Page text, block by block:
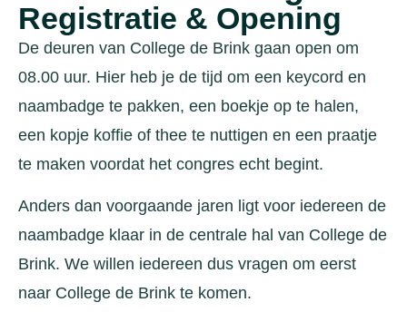
Registratie & Opening
De deuren van College de Brink gaan open om
08.00 uur. Hier heb je de tijd om een keycord en
naambadge te pakken, een boekje op te halen,
een kopje koffie of thee te nuttigen en een praatje
te maken voordat het congres echt begint.
Anders dan voorgaande jaren ligt voor iedereen de
naambadge klaar in de centrale hal van College de
Brink. We willen iedereen dus vragen om eerst
naar College de Brink te komen.